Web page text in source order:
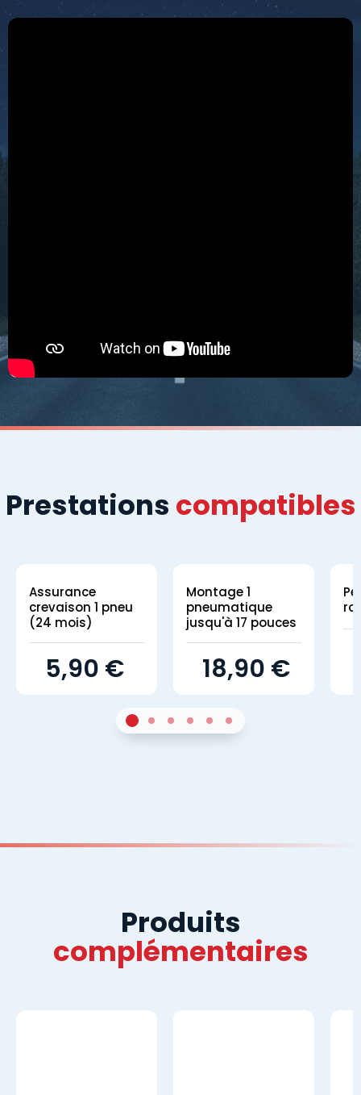
Prestations compatibles
Assurance
crevaison 1 pneu
(24 mois)
5,90 €
Montage 1
pneumatique
jusqu'à 17 pouces
18,90 €
Sur 42Sur 43Sur 44Sur 45Sur 46Sur 4
Produits
complémentaires